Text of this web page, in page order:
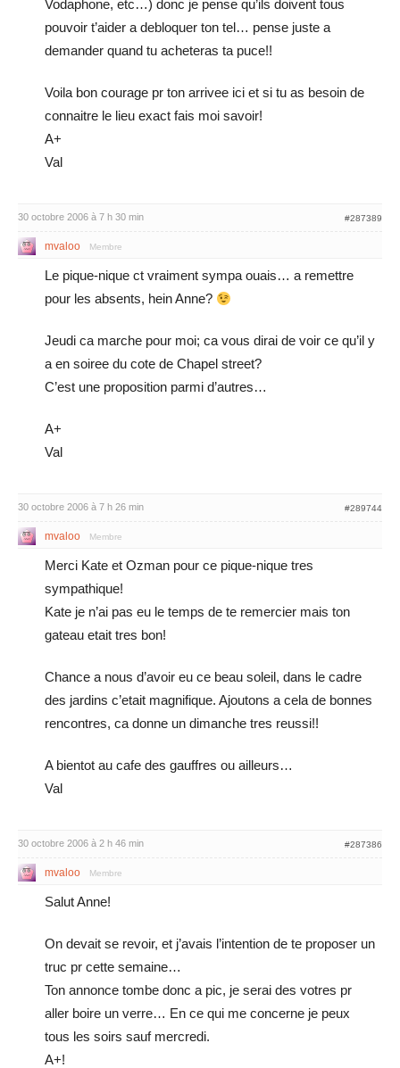
Vodaphone, etc…) donc je pense qu’ils doivent tous
pouvoir t’aider a debloquer ton tel… pense juste a
demander quand tu acheteras ta puce!!
Voila bon courage pr ton arrivee ici et si tu as besoin de
connaitre le lieu exact fais moi savoir!
A+
Val
30 octobre 2006 à 7 h 30 min #287389
mvaloo Membre
Le pique-nique ct vraiment sympa ouais… a remettre
pour les absents, hein Anne?
Jeudi ca marche pour moi; ca vous dirai de voir ce qu’il y
a en soiree du cote de Chapel street?
C’est une proposition parmi d’autres…
A+
Val
30 octobre 2006 à 7 h 26 min #289744
mvaloo Membre
Merci Kate et Ozman pour ce pique-nique tres
sympathique!
Kate je n’ai pas eu le temps de te remercier mais ton
gateau etait tres bon!
Chance a nous d’avoir eu ce beau soleil, dans le cadre
des jardins c’etait magnifique. Ajoutons a cela de bonnes
rencontres, ca donne un dimanche tres reussi!!
A bientot au cafe des gauffres ou ailleurs…
Val
30 octobre 2006 à 2 h 46 min #287386
mvaloo Membre
Salut Anne!
On devait se revoir, et j’avais l’intention de te proposer un
truc pr cette semaine…
Ton annonce tombe donc a pic, je serai des votres pr
aller boire un verre… En ce qui me concerne je peux
tous les soirs sauf mercredi.
A+!